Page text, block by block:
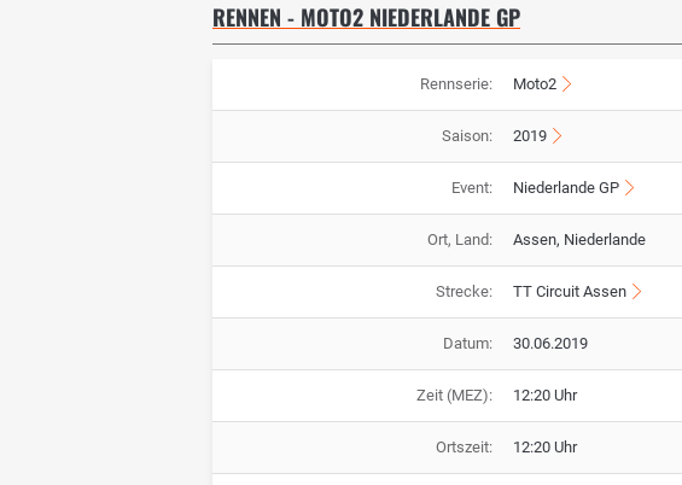
RENNEN - MOTO2 NIEDERLANDE GP
Rennserie: Moto2
Saison: 2019
Event: Niederlande GP
Ort, Land: Assen, Niederlande
Strecke: TT Circuit Assen
Datum: 30.06.2019
Zeit (MEZ): 12:20 Uhr
Ortszeit: 12:20 Uhr